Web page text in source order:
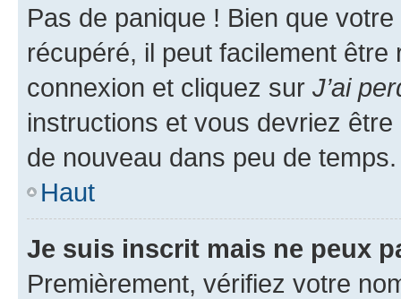
Pas de panique ! Bien que
récupéré, il peut facilement
connexion et cliquez sur J’ai
instructions et vous devriez
de nouveau dans peu de temps.
Haut
Je suis inscrit mais ne peux
Premièrement, vérifiez votre